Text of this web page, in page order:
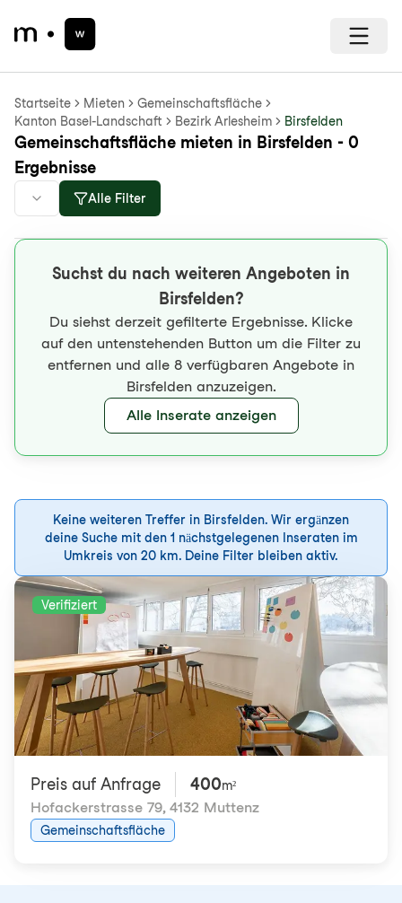
Startseite Mieten
Gemeinschaftsfläche
Kanton Basel-Landschaft
Bezirk Arlesheim Birsfelden
Gemeinschaftsfläche mieten in Birsfelden - 0
Ergebnisse
Alle Filter
Suchst du nach weiteren Angeboten in
Birsfelden?
Du siehst derzeit gefilterte Ergebnisse. Klicke
auf den untenstehenden Button um die Filter zu
entfernen und alle 8 verfügbaren Angebote in
Birsfelden anzuzeigen.
Alle Inserate anzeigen
Keine weiteren Treffer in Birsfelden. Wir ergänzen
deine Suche mit den 1 nächstgelegenen Inseraten im
Umkreis von 20 km. Deine Filter bleiben aktiv.
Verifiziert
Preis auf Anfrage 400m²
Hofackerstrasse 79, 4132 Muttenz
Gemeinschaftsfläche